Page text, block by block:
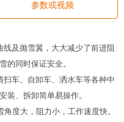
参数或视频
及抛雪翼，大大减少了前进阻
的同时保证安全。
车、自卸车、洒水车等各种中
装、拆卸简单易操作。
角度大，阻力小，工作速度快。